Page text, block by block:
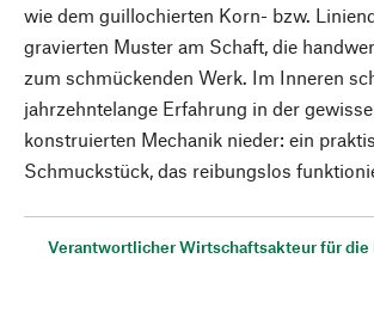
wie dem guillochierten Korn- bzw.
gravierten Muster am Schaft, die
zum schmückenden Werk. Im Inneren
jahrzehntelange Erfahrung in der
konstruierten Mechanik nieder: ein
Schmuckstück, das reibungslos
Verantwortlicher Wirtschaftsakteur für die